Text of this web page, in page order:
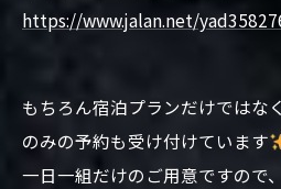
https://www.jalan.net/
もちろん宿泊プランだけではな
のみの予約も受け付けています
一日一組だけのご用意ですので